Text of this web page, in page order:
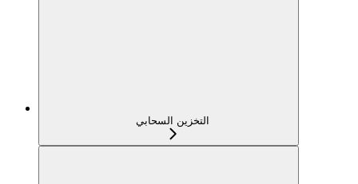
التخزين السحابي